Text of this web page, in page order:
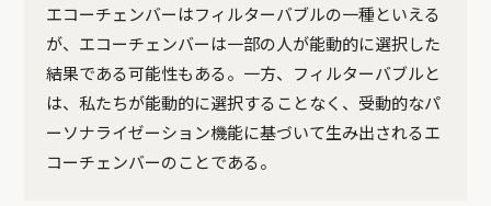
エコーチェンバーはフィルターバブルの一種といえる
が、エコーチェンバーは一部の人が能動的に選択した
結果である可能性もある。一方、フィルターバブルと
は、私たちが能動的に選択することなく、受動的なパ
ーソナライゼーション機能に基づいて生み出されるエ
コーチェンバーのことである。